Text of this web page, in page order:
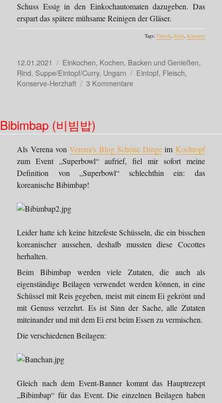
Schuss Essig in den Einkochautomaten dazugeben. Das
erspart das spätere mühsame Reinigen der Gläser.
Tags: Fleisch, Rind, Konserve
Veröffentlicht
am
12.01.2021 Kategorien
Einkochen, Kochen, Backen und Genießen,
Rind, Suppe/Eintopf/Curry, Ungarn Schlagwörter
Eintopf, Fleisch,
Konserve-Herzhaft
3 Kommentarezu
Bibimbap (비빔밥)
Als Verena vonVerena’s Blog Schöne Dinge im Kochtopf
zum Event „Superbowl“ aufrief, fiel mir sofort meine
Definition von „Superbowl“ schlechthin ein: das
koreanische Bibimbap!
Leider hatte ich keine hitzefeste Schüsseln, die ein bisschen
koreanischer aussehen, deshalb mussten diese Cocottes
herhalten.
Beim Bibimbap werden viele Zutaten, die auch als
eigenständige Beilagen verwendet werden können, in eine
Schüssel mit Reis gegeben, meist mit einem Ei gekrönt und
mit Genuss verzehrt. Es ist Sinn der Sache, alle Zutaten
miteinander und mit dem Ei erst beim Essen zu vermischen.
Die verschiedenen Beilagen:
Gleich nach dem Event-Banner kommt das Hauptrezept
„Bibimbap“ für das Event. Die einzelnen Beilagen haben